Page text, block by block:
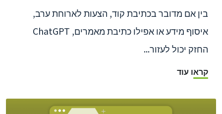
בין אם מדובר בכתיבת קוד, הצעות לארוחת ערב,
איסוף מידע או אפילו כתיבת מאמרים, ChatGPT
החזק יכול לעזור...
קראו עוד